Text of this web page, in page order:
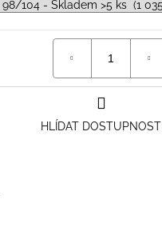
HLÍDAT DOSTUPNOST